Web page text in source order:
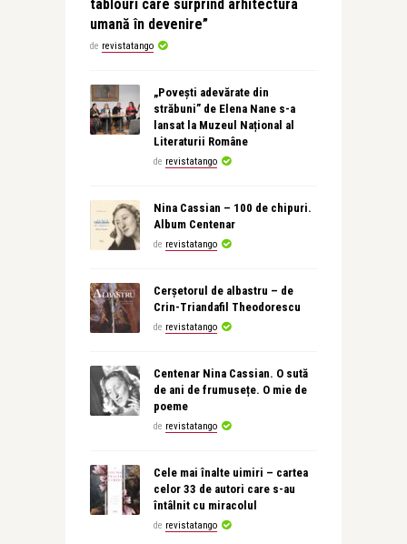
tablouri care surprind arhitectura
umană în devenire”
de revistatango
„Povești adevărate din
străbuni” de Elena Nane s-a
lansat la Muzeul Național al
Literaturii Române
de revistatango
Nina Cassian – 100 de chipuri.
Album Centenar
de revistatango
Cerșetorul de albastru – de
Crin-Triandafil Theodorescu
de revistatango
Centenar Nina Cassian. O sută
de ani de frumusețe. O mie de
poeme
de revistatango
Cele mai înalte uimiri – cartea
celor 33 de autori care s-au
întâlnit cu miracolul
de revistatango